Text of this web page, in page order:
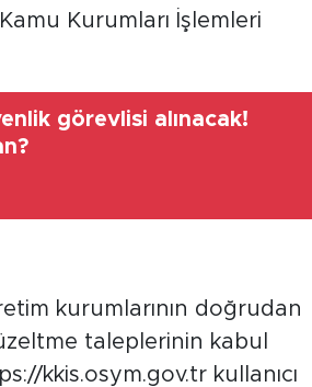
Kurumları İşlemleri
görevlisi alınacak!
kurumlarının doğrudan
taleplerinin kabul
kkis.osym.gov.tr kullanıcı